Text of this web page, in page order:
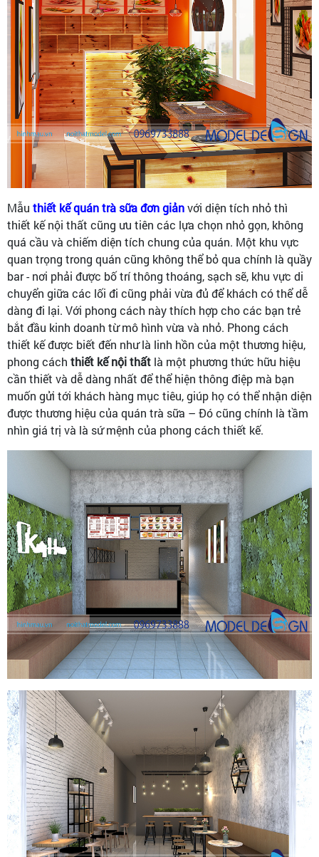
Mẫu thiết kế quán trà sữa đơn giảnvới diện tích nhỏ thì
thiết kế nội thất cũng ưu tiên các lựa chọn nhỏ gọn, không
quá cầu và chiếm diện tích chung của quán. Một khu vực
quan trọng trong quán cũng không thể bỏ qua chính là quầy
bar - nơi phải được bố trí thông thoáng, sạch sẽ, khu vực di
chuyển giữa các lối đi cũng phải vừa đủ để khách có thể dễ
dàng đi lại. Với phong cách này thích hợp cho các bạn trẻ
bắt đầu kinh doanh từ mô hình vừa và nhỏ. Phong cách
thiết kế được biết đến như là linh hồn của một thương hiệu,
phong cách thiết kế nội thất là một phương thức hữu hiệu
cần thiết và dễ dàng nhất để thể hiện thông điệp mà bạn
muốn gửi tới khách hàng mục tiêu, giúp họ có thể nhận diện
được thương hiệu của quán trà sữa – Đó cũng chính là tầm
nhìn giá trị và là sứ mệnh của phong cách thiết kế.